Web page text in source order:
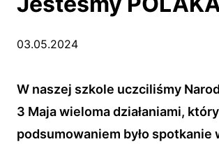
03.05.2024
W naszej szkole uczciliśmy
3 Maja wieloma działaniami,
podsumowaniem było spotkanie